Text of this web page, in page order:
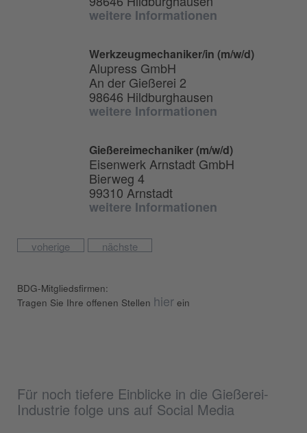
weitere Informationen
Werkzeugmechaniker/in (m/w/d)
Alupress GmbH
An der Gießerei 2
98646 Hildburghausen
weitere Informationen
Gießereimechaniker (m/w/d)
Eisenwerk Arnstadt GmbH
Bierweg 4
99310 Arnstadt
weitere Informationen
voherige nächste
BDG-Mitgliedsfirmen:
Tragen Sie Ihre offenen Stellen hier ein
Für noch tiefere Einblicke in die Gießerei-
Industrie folge uns auf Social Media